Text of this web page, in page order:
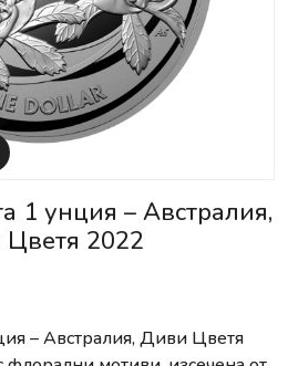
1 унция – Австралия,
2022
– Австралия, Диви Цветя